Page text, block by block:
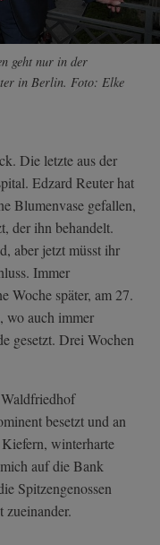
geht nur in der
in Berlin. Foto: Elke
Die letzte aus der
Edzard Reuter hat
Blumenvase gefallen,
der ihn behandelt.
aber jetzt müsst ihr
Immer
Woche später, am 27.
wo auch immer
gesetzt. Drei Wochen
besetzt und an
winterharte
auf die Bank
Spitzengenossen
zueinander.